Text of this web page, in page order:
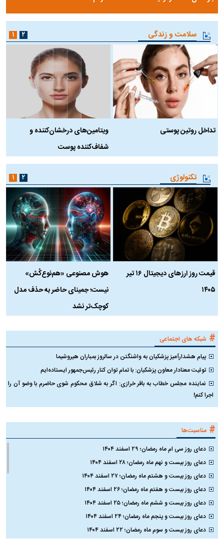
سلامت و زندگی
تداخل روتین پوستی
ویتامین‌های درخشان‌کننده و
شفاف‌کننده پوست
۱ ۲
تکنولوژی
قیمت روز ارز‌های دیجیتال ۱۶ تیر
۱۴۰۵
هوش مصنوعی «هم‌نوع‌کُش»
نیست؛ جمینای حاضر به حذف مدل
کوچک‌تر نشد
۱ ۲
# شبکه های اجتماعی
پیام هشدارآمیز پزشکیان به واشنگتن در سالروز بمباران هیروشیما
توئیت معنادار معاون پزشکیان: با تمام توان کنار رئیس‌جمهور ایستاده‌ایم
نماینده مجلس خطاب به باقر خرازی: اگر به شلاق محکوم شوی حاضرم با وضو آن را
اجرا کنم!
# مناسبت‌ها
دعای روز سی ام ماه رمضان؛ ۲۹ اسفند ۱۴۰۴
دعای روز بیست و نهم ماه رمضان؛ ۲۸ اسفند ۱۴۰۴
دعای روز بیست و هشتم ماه رمضان؛ ۲۷ اسفند ۱۴۰۴
دعای روز بیست و هفتم ماه رمضان؛ ۲۶ اسفند ۱۴۰۴
دعای روز بیست و ششم ماه رمضان؛ ۲۵ اسفند ۱۴۰۴
دعای روز بیست و پنجم ماه رمضان؛ ۲۴ اسفند ۱۴۰۴
دعای روز بیست و سوم ماه رمضان؛ ۲۲ اسفند ۱۴۰۴